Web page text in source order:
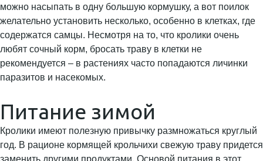
можно насыпать в одну большую кормушку, а вот поилок
желательно установить несколько, особенно в клетках, где
содержатся самцы. Несмотря на то, что кролики очень
любят сочный корм, бросать траву в клетки не
рекомендуется – в растениях часто попадаются личинки
паразитов и насекомых.
Питание зимой
Кролики имеют полезную привычку размножаться круглый
год. В рационе кормящей крольчихи свежую траву придется
заменить другими продуктами. Основой питания в этот